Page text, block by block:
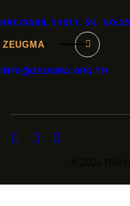
HACIBABA, 51011. SK.
ZEUGMA
INFO@ZEUGMA.ORG.TR